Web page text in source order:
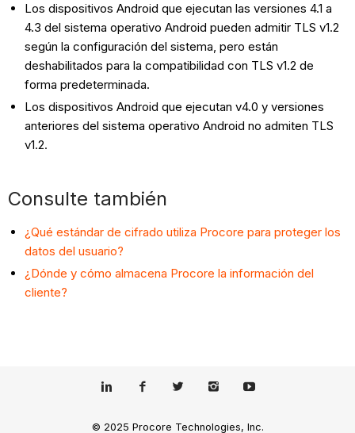
Los dispositivos Android que ejecutan las versiones 4.1 a
4.3 del sistema operativo Android pueden admitir TLS v1.2
según la configuración del sistema, pero están
deshabilitados para la compatibilidad con TLS v1.2 de
forma predeterminada.
Los dispositivos Android que ejecutan v4.0 y versiones
anteriores del sistema operativo Android no admiten TLS
v1.2.
Consulte también
¿Qué estándar de cifrado utiliza Procore para proteger los
datos del usuario?
¿Dónde y cómo almacena Procore la información del
cliente?
© 2025 Procore Technologies, Inc.